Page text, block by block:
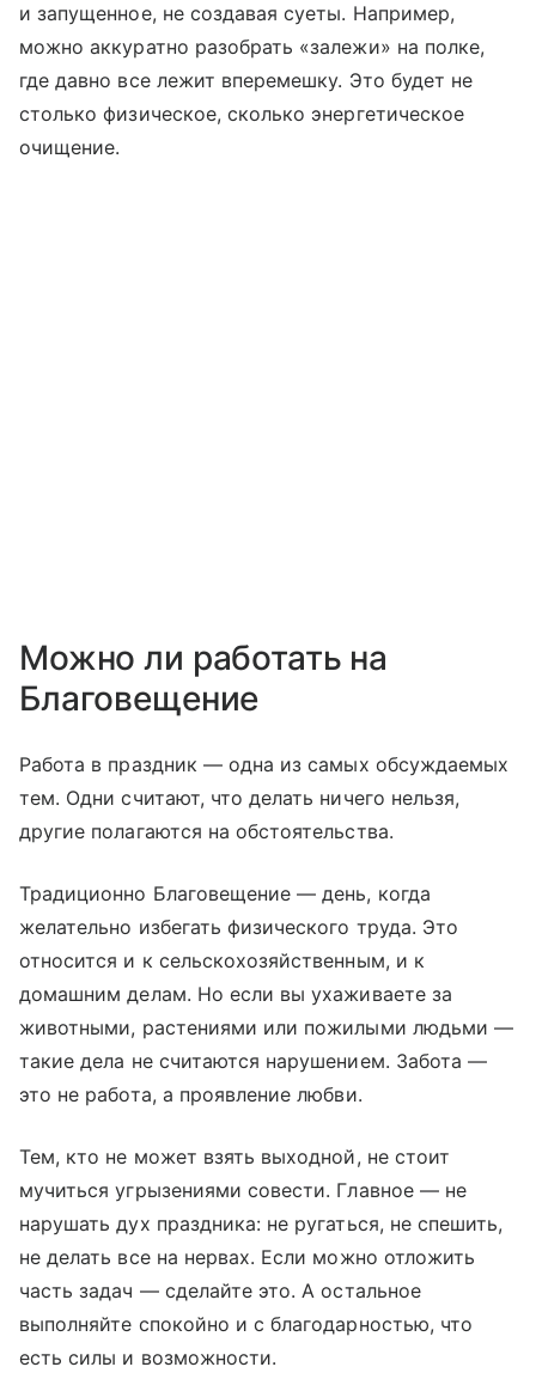
и запущенное, не создавая суеты. Например,
можно аккуратно разобрать «залежи» на полке,
где давно все лежит вперемешку. Это будет не
столько физическое, сколько энергетическое
очищение.
Можно ли работать на
Благовещение
Работа в праздник — одна из самых обсуждаемых
тем. Одни считают, что делать ничего нельзя,
другие полагаются на обстоятельства.
Традиционно Благовещение — день, когда
желательно избегать физического труда. Это
относится и к сельскохозяйственным, и к
домашним делам. Но если вы ухаживаете за
животными, растениями или пожилыми людьми —
такие дела не считаются нарушением. Забота —
это не работа, а проявление любви.
Тем, кто не может взять выходной, не стоит
мучиться угрызениями совести. Главное — не
нарушать дух праздника: не ругаться, не спешить,
не делать все на нервах. Если можно отложить
часть задач — сделайте это. А остальное
выполняйте спокойно и с благодарностью, что
есть силы и возможности.